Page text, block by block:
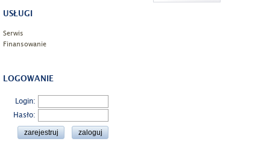
USŁUGI
Serwis
Finansowanie
LOGOWANIE
Login:
Hasło: